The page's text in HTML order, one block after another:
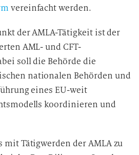
vereinfacht werden.
der AMLA-Tätigkeit ist der
AML- und CFT-
soll die Behörde die
nationalen Behörden und
eines EU-weit
koordinieren und
mit Tätigwerden der AMLA zu